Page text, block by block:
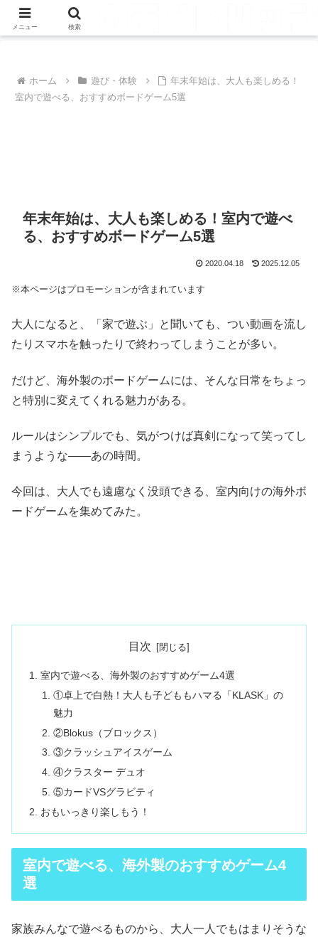
ホーム 遊び・体験
年末年始は、大人も楽しめる！
室内で遊べる、おすすめボードゲーム5選
年末年始は、大人も楽しめる！室内で遊べ
る、おすすめボードゲーム5選
2020.04.18 2025.12.05
※本ページはプロモーションが含まれています
大人になると、「家で遊ぶ」と聞いても、つい動画を流し
たりスマホを触ったりで終わってしまうことが多い。
だけど、海外製のボードゲームには、そんな日常をちょっ
と特別に変えてくれる魅力がある。
ルールはシンプルでも、気がつけば真剣になって笑ってし
まうような――あの時間。
今回は、大人でも遠慮なく没頭できる、室内向けの海外ボ
ードゲームを集めてみた。
目次
室内で遊べる、海外製のおすすめゲーム4選
①卓上で白熱！大人も子どももハマる「KLASK」の
魅力
②Blokus（ブロックス）
③クラッシュアイスゲーム
④クラスター デュオ
⑤カードVSグラビティ
おもいっきり楽しもう！
室内で遊べる、海外製のおすすめゲーム4
選
家族みんなで遊べるものから、大人一人でもはまりそうな
メニュー 検索